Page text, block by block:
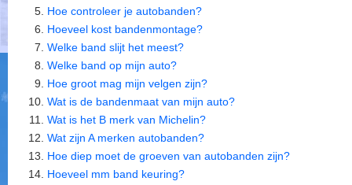
Hoe controleer je autobanden?
Hoeveel kost bandenmontage?
Welke band slijt het meest?
Welke band op mijn auto?
Hoe groot mag mijn velgen zijn?
Wat is de bandenmaat van mijn auto?
Wat is het B merk van Michelin?
Wat zijn A merken autobanden?
Hoe diep moet de groeven van autobanden zijn?
Hoeveel mm band keuring?